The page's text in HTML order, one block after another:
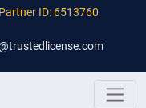
ID: 6513760